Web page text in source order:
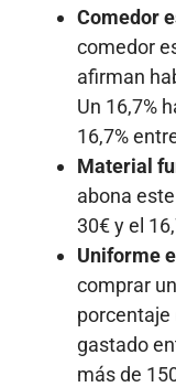
Comedor
comedor
afirman
Un 16,7%
16,7%
Material
abona
30€ y el
Uniforme
comprar
porcentaje
gastado
más de